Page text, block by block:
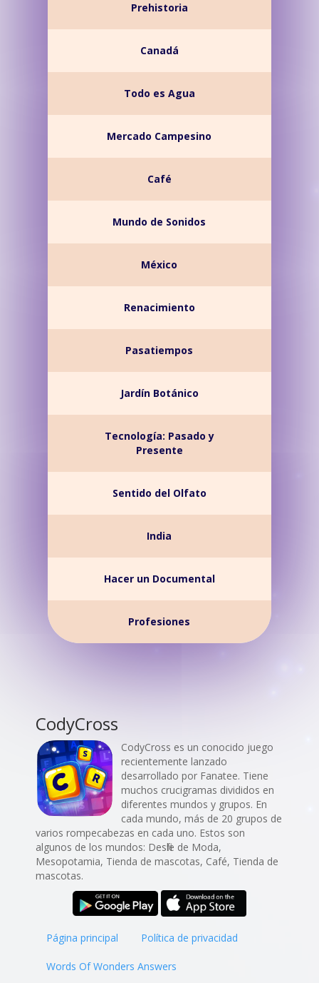
Prehistoria
Canadá
Todo es Agua
Mercado Campesino
Café
Mundo de Sonidos
México
Renacimiento
Pasatiempos
Jardín Botánico
Tecnología: Pasado y
Presente
Sentido del Olfato
India
Hacer un Documental
Profesiones
CodyCross
CodyCross es un conocido juego
recientemente lanzado
desarrollado por Fanatee. Tiene
muchos crucigramas divididos en
diferentes mundos y grupos. En
cada mundo, más de 20 grupos de
varios rompecabezas en cada uno. Estos son
algunos de los mundos: Desfile de Moda,
Mesopotamia, Tienda de mascotas, Café, Tienda de
mascotas.
Página principal Política de privacidad
Words Of Wonders Answers